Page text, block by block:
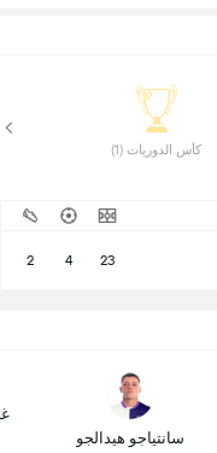
كأس الدوريات (1)
23
4
2
سانتياجو هيدالجو